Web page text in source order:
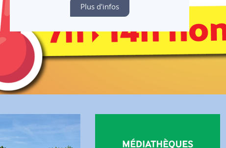
Plus d'infos